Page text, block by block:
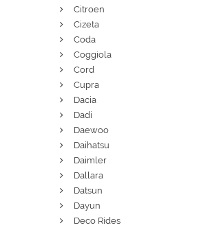
Citroen
Cizeta
Coda
Coggiola
Cord
Cupra
Dacia
Dadi
Daewoo
Daihatsu
Daimler
Dallara
Datsun
Dayun
Deco Rides